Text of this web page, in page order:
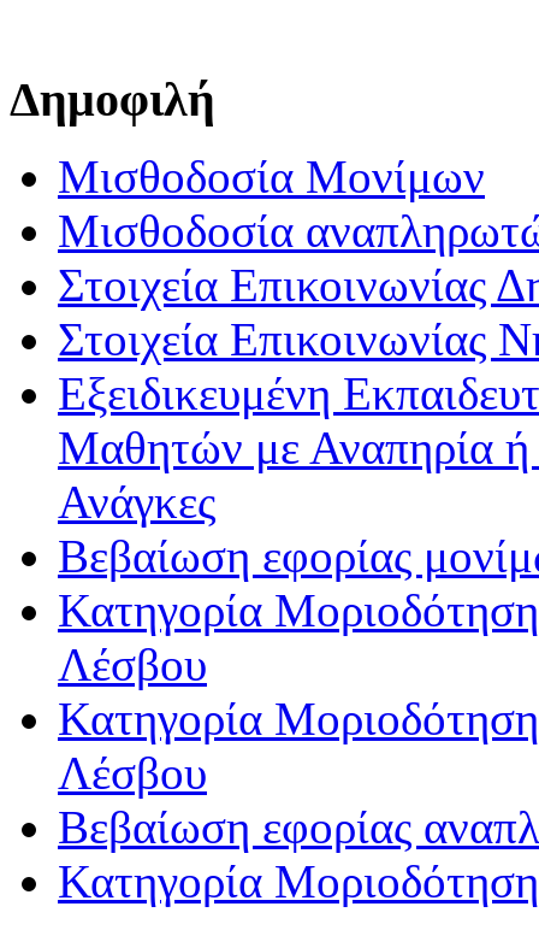
Δημοφιλή
Μισθοδοσία Μονίμων
Μισθοδοσία
Στοιχεία Επικοινωνίας
Στοιχεία Επικοινωνίας
Εξειδικευμένη
Μαθητών με Αναπηρία ή /
Ανάγκες
Βεβαίωση εφορίας
Κατηγορία
Λέσβου
Κατηγορία
Λέσβου
Βεβαίωση εφορίας
Κατηγορία